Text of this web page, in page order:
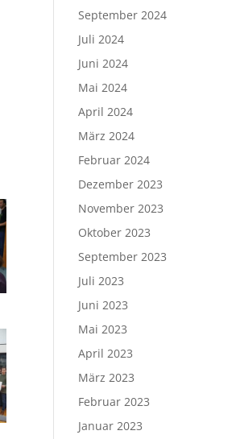
September 2024
Juli 2024
Juni 2024
Mai 2024
April 2024
März 2024
Februar 2024
Dezember 2023
November 2023
Oktober 2023
September 2023
Juli 2023
Juni 2023
Mai 2023
April 2023
März 2023
Februar 2023
Januar 2023